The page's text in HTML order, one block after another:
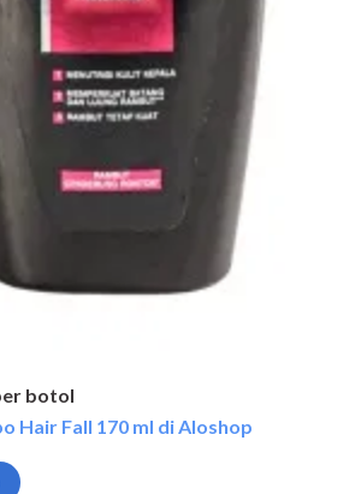
botol
Hair Fall 170 ml di Aloshop